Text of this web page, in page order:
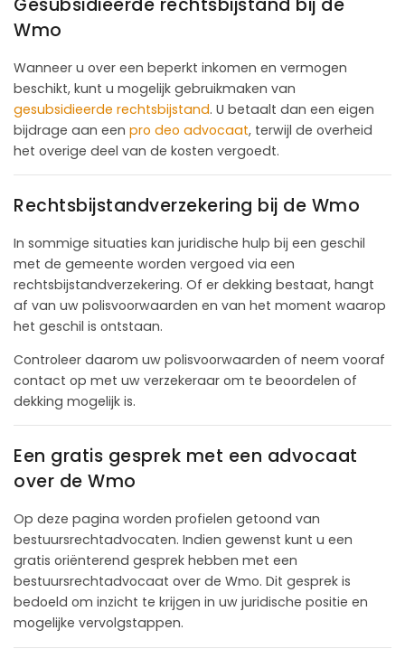
Gesubsidieerde rechtsbijstand bij de
Wmo
Wanneer u over een beperkt inkomen en vermogen
beschikt, kunt u mogelijk gebruikmaken van
gesubsidieerde rechtsbijstand. U betaalt dan een eigen
bijdrage aan een pro deo advocaat, terwijl de overheid
het overige deel van de kosten vergoedt.
Rechtsbijstandverzekering bij de Wmo
In sommige situaties kan juridische hulp bij een geschil
met de gemeente worden vergoed via een
rechtsbijstandverzekering. Of er dekking bestaat, hangt
af van uw polisvoorwaarden en van het moment waarop
het geschil is ontstaan.
Controleer daarom uw polisvoorwaarden of neem vooraf
contact op met uw verzekeraar om te beoordelen of
dekking mogelijk is.
Een gratis gesprek met een advocaat
over de Wmo
Op deze pagina worden profielen getoond van
bestuursrechtadvocaten. Indien gewenst kunt u een
gratis oriënterend gesprek hebben met een
bestuursrechtadvocaat over de Wmo. Dit gesprek is
bedoeld om inzicht te krijgen in uw juridische positie en
mogelijke vervolgstappen.